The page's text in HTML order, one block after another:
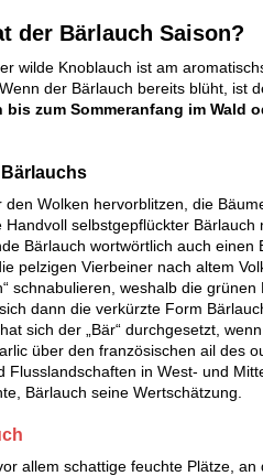
der Bärlauch Saison?
wilde Knoblauch ist am
der Bärlauch bereits blüht, ist
bis zum Sommeranfang im Wald
Wolken hervorblitzen, die
selbstgepflückter Bärlauch
Bärlauch wortwörtlich auch einen
pelzigen Vierbeiner nach altem
schnabulieren, weshalb die
dann die verkürzte Form
sich der „Bär“ durchgesetzt,
über den französischen ail des
in West- und
Bärlauch seine Wertschätzung.
allem schattige feuchte Plätze,